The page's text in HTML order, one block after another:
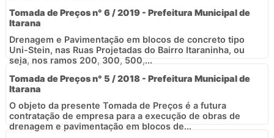
Tomada de Preços n° 6 / 2019 - Prefeitura Municipal de
Itarana
Drenagem e Pavimentação em blocos de concreto tipo
Uni-Stein, nas Ruas Projetadas do Bairro Itaraninha, ou
seja, nos ramos 200, 300, 500,...
Tomada de Preços n° 5 / 2018 - Prefeitura Municipal de
Itarana
O objeto da presente Tomada de Preços é a futura
contratação de empresa para a execução de obras de
drenagem e pavimentação em blocos de...